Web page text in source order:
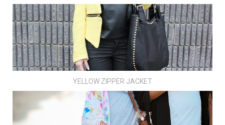
YELLOW ZIPPER JACKET